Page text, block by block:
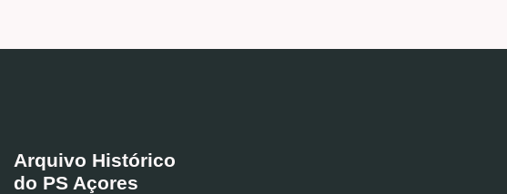
Arquivo Histórico
do PS Açores